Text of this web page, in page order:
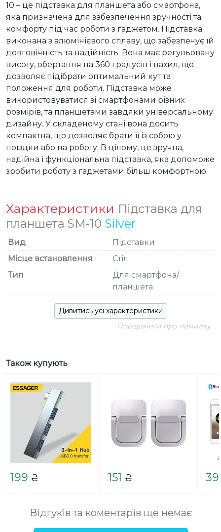
10 – це підставка для планшета або смартфона,
яка призначена для забезпечення зручності та
комфорту під час роботи з гаджетом. Підставка
виконана з алюмінієвого сплаву, що забезпечує їй
довговічність та надійність. Вона має регульовану
висоту, обертання на 360 градусів і нахил, що
дозволяє підібрати оптимальний кут та
положення для роботи. Підставка може
використовуватися зі смартфонами різних
розмірів, та планшетами завдяки універсальному
дизайну. У складеному стані вона досить
компактна, що дозволяє брати її із собою у
поїздки або на роботу. В цілому, це зручна,
надійна і функціональна підставка, яка допоможе
зробити роботу з гаджетами більш комфортною.
Характеристики Підставка для
планшета SM-10 Silver
Вид
Підставки
Місце встановлення
Стіл
Тип
Для смартфона/
планшета
Дивитись усі характеристики
Повідомити про помилку
Також купують
199 ₴ 151 ₴
Відгуків та коментарів ще немає